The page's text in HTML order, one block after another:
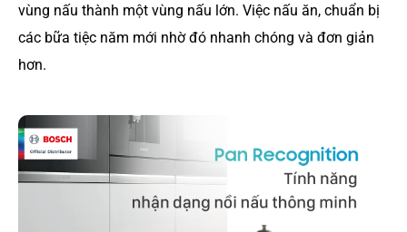
vùng nấu thành một vùng nấu lớn. Việc nấu ăn, chuẩn bị
các bữa tiệc năm mới nhờ đó nhanh chóng và đơn giản
hơn.